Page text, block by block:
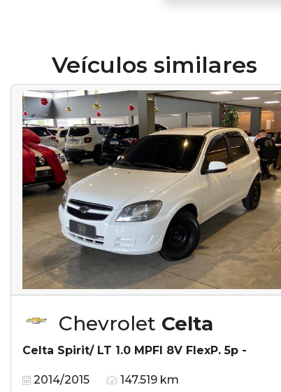
Veículos similares
Chevrolet Celta
Celta Spirit/ LT 1.0 MPFI 8V FlexP. 5p -
2014/2015 147.519 km